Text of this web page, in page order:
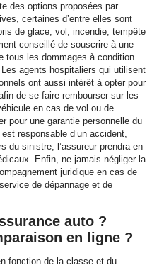
des options proposées par
certaines d’entre elles sont
de glace, vol, incendie, tempête
conseillé de souscrire à une
tous les dommages à condition
agents hospitaliers qui utilisent
ont aussi intérêt à opter pour
de se faire rembourser sur les
en cas de vol ou de
pour une garantie personnelle du
responsable d’un accident,
du sinistre, l’assureur prendra en
Enfin, ne jamais négliger la
juridique en cas de
de dépannage et de
auto ?
en ligne ?
fonction de la classe et du